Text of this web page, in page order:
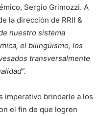
Sergio Grimozzi. A
la dirección de RRII &
nuestro sistema
el bilingüismo, los
transversalmente
imperativo brindarle a los
el fin de que logren